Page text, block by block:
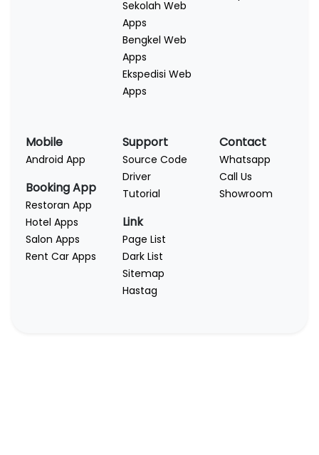
Sekolah Web
Apps
Bengkel Web
Apps
Ekspedisi Web
Apps
Mobile
Android App
Booking App
Restoran App
Hotel Apps
Salon Apps
Rent Car Apps
Support
Source Code
Driver
Tutorial
Link
Page List
Dark List
Sitemap
Hastag
Contact
Whatsapp
Call Us
Showroom